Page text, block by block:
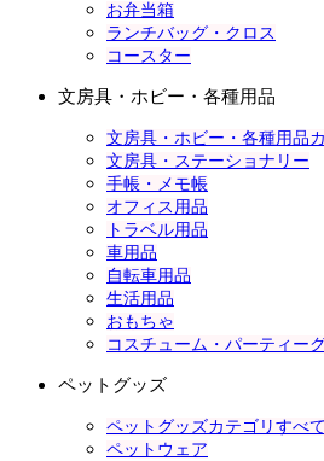
お弁当箱
ランチバッグ・クロス
コースター
文房具・ホビー・各種用品
文房具・ホビー・各種用品
文房具・ステーショナリー
手帳・メモ帳
オフィス用品
トラベル用品
車用品
自転車用品
生活用品
おもちゃ
コスチューム・パーティー
ペットグッズ
ペットグッズカテゴリすべて
ペットウェア